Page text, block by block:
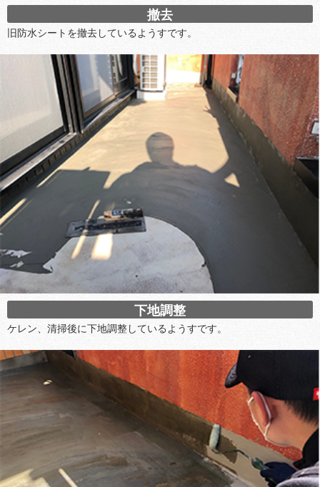
撤去
旧防水シートを撤去しているようすです。
下地調整
ケレン、清掃後に下地調整しているようすです。